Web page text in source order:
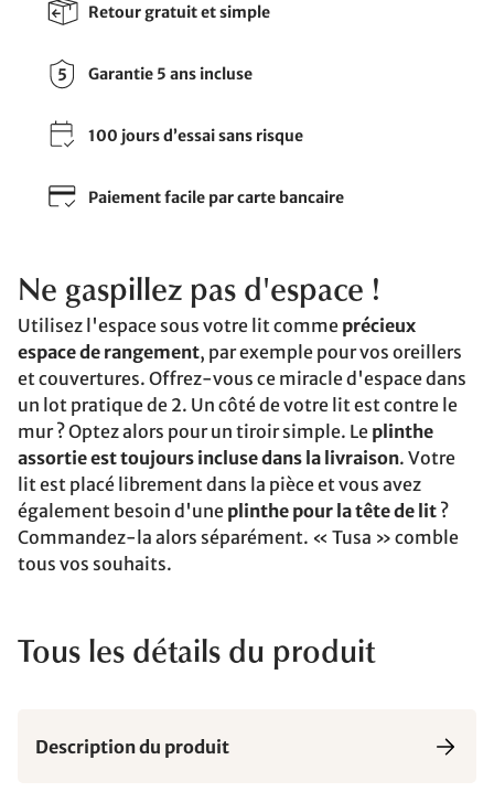
Retour gratuit et simple
Garantie 5 ans incluse
100 jours d’essai sans risque
Paiement facile par carte bancaire
Ne gaspillez pas d'espace !
Utilisez l'espace sous votre lit comme précieux
espace de rangement, par exemple pour vos oreillers
et couvertures. Offrez-vous ce miracle d'espace dans
un lot pratique de 2. Un côté de votre lit est contre le
mur ? Optez alors pour un tiroir simple. Le plinthe
assortie est toujours incluse dans la livraison. Votre
lit est placé librement dans la pièce et vous avez
également besoin d'une plinthe pour la tête de lit ?
Commandez-la alors séparément. « Tusa » comble
tous vos souhaits.
Tous les détails du produit
Description du produit